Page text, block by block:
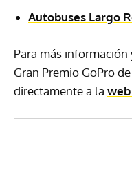
Autobuses Largo
Para más información
Gran Premio GoPro
directamente a la